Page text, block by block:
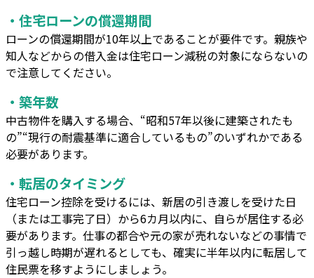
・住宅ローンの償還期間
ローンの償還期間が10年以上であることが要件です。親族や
知人などからの借入金は住宅ローン減税の対象にならないの
で注意してください。
・築年数
中古物件を購入する場合、“昭和57年以後に建築されたも
の”“現行の耐震基準に適合しているもの”のいずれかである
必要があります。
・転居のタイミング
住宅ローン控除を受けるには、新居の引き渡しを受けた日
（または工事完了日）から6カ月以内に、自らが居住する必
要があります。仕事の都合や元の家が売れないなどの事情で
引っ越し時期が遅れるとしても、確実に半年以内に転居して
住民票を移すようにしましょう。